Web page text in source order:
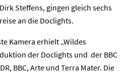
Steffens, gingen gleich sechs
an die Doclights.
Kamera erhielt „Wildes
der Doclights und der BBC
BBC, Arte und Terra Mater. Die